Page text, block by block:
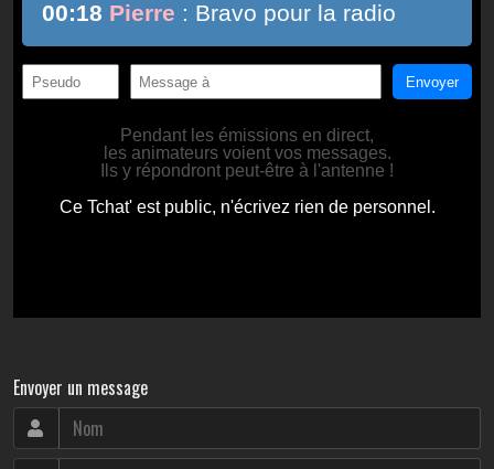
Envoyer un message